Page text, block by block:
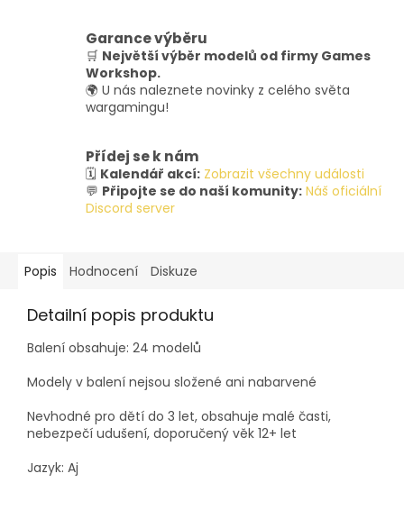
Garance výběru
🛒 Největší výběr modelů od firmy Games
Workshop.
🌍 U nás naleznete novinky z celého světa
wargamingu!
Přídej se k nám
🗓️ Kalendář akcí: Zobrazit všechny události
💬 Připojte se do naší komunity: Náš oficiální
Discord server
Popis Hodnocení Diskuze
Detailní popis produktu
Balení obsahuje: 24 modelů
Modely v balení nejsou složené ani nabarvené
Nevhodné pro dětí do 3 let, obsahuje malé časti,
nebezpečí udušení, doporučený věk 12+ let
Jazyk: Aj